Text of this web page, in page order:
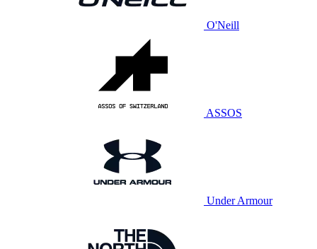
O'Neill
ASSOS
Under Armour